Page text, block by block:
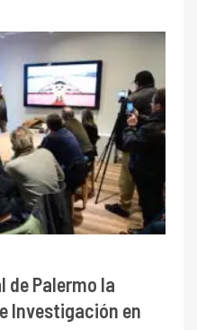
de Palermo la
Investigación en